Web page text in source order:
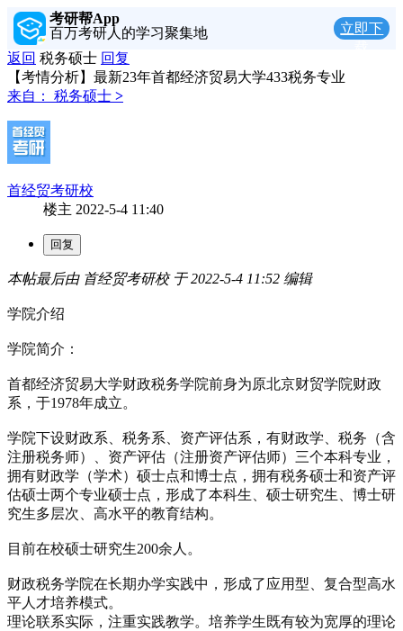
考研帮App
百万考研人的学习聚集地
立即下
返回 税务硕士 回复
【考情分析】最新23年首都经济贸易大学433税务专业
来自：
税务硕士 >
首经贸考研校
楼主 2022-5-4 11:40
本帖最后由 首经贸考研校 于 2022-5-4 11:52 编辑
学院介绍
学院简介：
首都经济贸易大学财政税务学院前身为原北京财贸学院财政
系，于1978年成立。
学院下设财政系、税务系、资产评估系，有财政学、税务（含
注册税务师）、资产评估（注册资产评估师）三个本科专业，
拥有财政学（学术）硕士点和博士点，拥有税务硕士和资产评
估硕士两个专业硕士点，形成了本科生、硕士研究生、博士研
究生多层次、高水平的教育结构。
目前在校硕士研究生200余人。
财政税务学院在长期办学实践中，形成了应用型、复合型高水
平人才培养模式。
理论联系实际，注重实践教学。培养学生既有较为宽厚的理论